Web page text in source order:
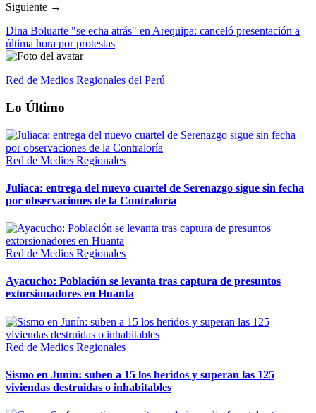
Siguiente →
Dina Boluarte "se echa atrás" en Arequipa: canceló presentación a
última hora por protestas
Red de Medios Regionales del Perú
Lo Último
Red de Medios Regionales
Juliaca: entrega del nuevo cuartel de Serenazgo sigue sin fecha
por observaciones de la Contraloría
Red de Medios Regionales
Ayacucho: Población se levanta tras captura de presuntos
extorsionadores en Huanta
Red de Medios Regionales
Sismo en Junín: suben a 15 los heridos y superan las 125
viviendas destruidas o inhabitables